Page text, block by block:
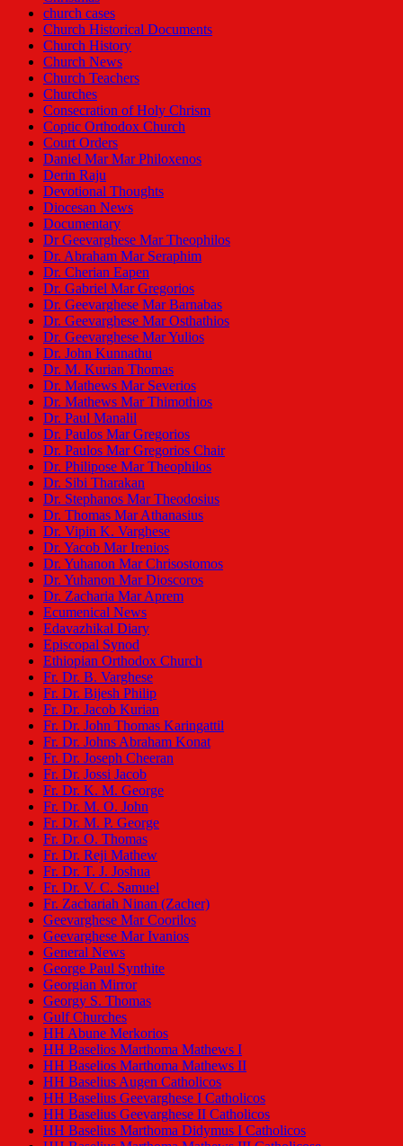
church cases
Church Historical Documents
Church History
Church News
Church Teachers
Churches
Consecration of Holy Chrism
Coptic Orthodox Church
Court Orders
Daniel Mar Mar Philoxenos
Derin Raju
Devotional Thoughts
Diocesan News
Documentary
Dr Geevarghese Mar Theophilos
Dr. Abraham Mar Seraphim
Dr. Cherian Eapen
Dr. Gabriel Mar Gregorios
Dr. Geevarghese Mar Barnabas
Dr. Geevarghese Mar Osthathios
Dr. Geevarghese Mar Yulios
Dr. John Kunnathu
Dr. M. Kurian Thomas
Dr. Mathews Mar Severios
Dr. Mathews Mar Thimothios
Dr. Paul Manalil
Dr. Paulos Mar Gregorios
Dr. Paulos Mar Gregorios Chair
Dr. Philipose Mar Theophilos
Dr. Sibi Tharakan
Dr. Stephanos Mar Theodosius
Dr. Thomas Mar Athanasius
Dr. Vipin K. Varghese
Dr. Yacob Mar Irenios
Dr. Yuhanon Mar Chrisostomos
Dr. Yuhanon Mar Dioscoros
Dr. Zacharia Mar Aprem
Ecumenical News
Edavazhikal Diary
Episcopal Synod
Ethiopian Orthodox Church
Fr. Dr. B. Varghese
Fr. Dr. Bijesh Philip
Fr. Dr. Jacob Kurian
Fr. Dr. John Thomas Karingattil
Fr. Dr. Johns Abraham Konat
Fr. Dr. Joseph Cheeran
Fr. Dr. Jossi Jacob
Fr. Dr. K. M. George
Fr. Dr. M. O. John
Fr. Dr. M. P. George
Fr. Dr. O. Thomas
Fr. Dr. Reji Mathew
Fr. Dr. T. J. Joshua
Fr. Dr. V. C. Samuel
Fr. Zachariah Ninan (Zacher)
Geevarghese Mar Coorilos
Geevarghese Mar Ivanios
General News
George Paul Synthite
Georgian Mirror
Georgy S. Thomas
Gulf Churches
HH Abune Merkorios
HH Baselios Marthoma Mathews I
HH Baselios Marthoma Mathews II
HH Baselius Augen Catholicos
HH Baselius Geevarghese I Catholicos
HH Baselius Geevarghese II Catholicos
HH Baselius Marthoma Didymus I Catholicos